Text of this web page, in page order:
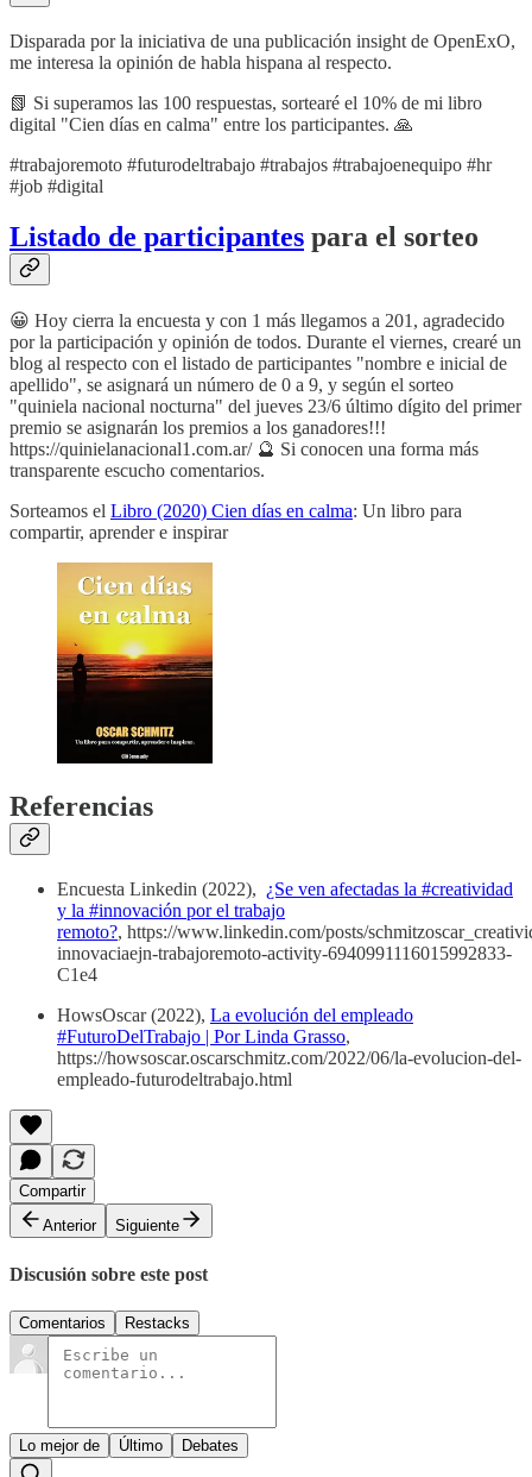
Disparada por la iniciativa de una publicación insight de OpenExO,
me interesa la opinión de habla hispana al respecto.
📗 Si superamos las 100 respuestas, sortearé el 10% de mi libro
digital "Cien días en calma" entre los participantes. 🙏
#trabajoremoto #futurodeltrabajo #trabajos #trabajoenequipo #hr
#job #digital
Listado de participantes para el sorteo
😀 Hoy cierra la encuesta y con 1 más llegamos a 201, agradecido
por la participación y opinión de todos. Durante el viernes, crearé un
blog al respecto con el listado de participantes "nombre e inicial de
apellido", se asignará un número de 0 a 9, y según el sorteo
"quiniela nacional nocturna" del jueves 23/6 último dígito del primer
premio se asignarán los premios a los ganadores!!!
https://quinielanacional1.com.ar/ 🔮 Si conocen una forma más
transparente escucho comentarios.
Sorteamos el Libro (2020) Cien días en calma: Un libro para
compartir, aprender e inspirar
Referencias
Encuesta Linkedin (2022), ¿Se ven afectadas la #creatividad
y la #innovación por el trabajo
remoto?, https://www.linkedin.com/posts/
innovaciaejn-trabajoremoto-activity-6940991116015992833-
C1e4
HowsOscar (2022), La evolución del empleado
#FuturoDelTrabajo | Por Linda Grasso,
https://howsoscar.oscarschmitz.com/2022/06/la-evolucion-del-
empleado-futurodeltrabajo.html
Compartir
Anterior
Siguiente
Discusión sobre este post
Comentarios Restacks
Lo mejor de Último Debates